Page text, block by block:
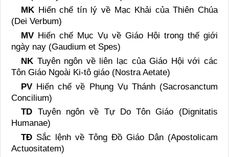
MK Hiến chế tín lý về Mạc Khải của Thiên Chúa
(Dei Verbum)
MV Hiến chế Mục Vụ về Giáo Hội trong thế giới
ngày nay (Gaudium et Spes)
NK Tuyên ngôn về liên lạc của Giáo Hội với các
Tôn Giáo Ngoài Ki-tô giáo (Nostra Aetate)
PV Hiến chế về Phụng Vụ Thánh (Sacrosanctum
Concilium)
TD Tuyên ngôn về Tự Do Tôn Giáo (Dignitatis
Humanae)
TÐ Sắc lệnh về Tông Ðồ Giáo Dân (Apostolicam
Actuositatem)